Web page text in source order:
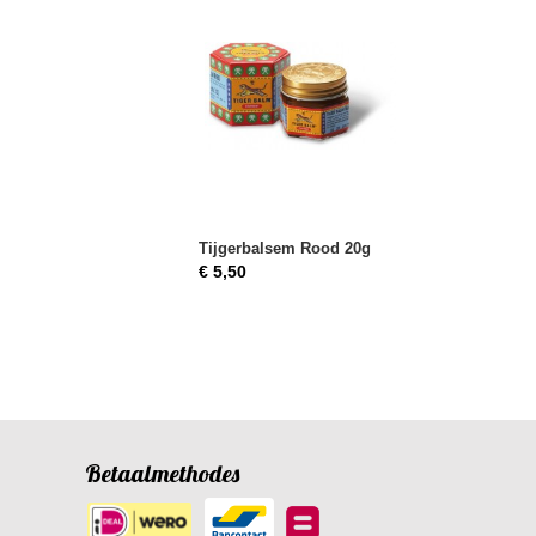
Tijgerbalsem Rood 20g
€ 5,50
Betaalmethodes